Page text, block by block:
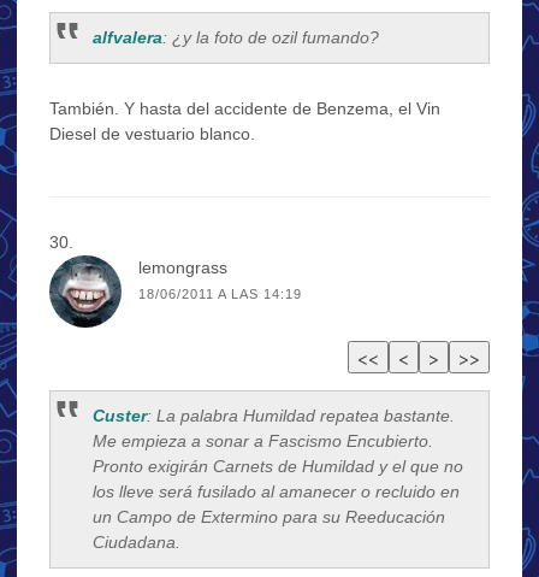
alfvalera: ¿y la foto de ozil fumando?
También. Y hasta del accidente de Benzema, el Vin
Diesel de vestuario blanco.
lemongrass
18/06/2011 A LAS 14:19
Custer: La palabra Humildad repatea bastante.
Me empieza a sonar a Fascismo Encubierto.
Pronto exigirán Carnets de Humildad y el que no
los lleve será fusilado al amanecer o recluido en
un Campo de Extermino para su Reeducación
Ciudadana.